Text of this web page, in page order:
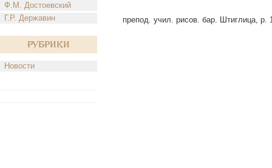
Ф.М. Достоевский
Г.Р. Державин
Рубрики
Новости
препод. учил. рисов. бар. Штиглица, р.